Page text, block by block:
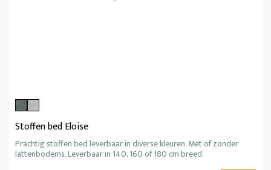
Stoffen bed Eloise
Prachtig stoffen bed leverbaar in diverse kleuren. Met of zonder
lattenbodems. Leverbaar in 140, 160 of 180 cm breed.